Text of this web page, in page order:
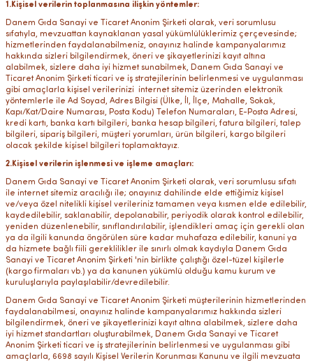
1.Kişisel verilerin toplanmasına ilişkin yöntemler:
Danem Gıda Sanayi ve Ticaret Anonim Şirketi olarak, veri sorumlusu
sıfatıyla, mevzuattan kaynaklanan yasal yükümlülüklerimiz çerçevesinde;
hizmetlerinden faydalanabilmeniz, onayınız halinde kampanyalarımız
hakkında sizleri bilgilendirmek, öneri ve şikayetlerinizi kayıt altına
alabilmek, sizlere daha iyi hizmet sunabilmek, Danem Gıda Sanayi ve
Ticaret Anonim Şirketi ticari ve iş stratejilerinin belirlenmesi ve uygulanması
gibi amaçlarla kişisel verilerinizi internet sitemiz üzerinden elektronik
yöntemlerle ile Ad Soyad, Adres Bilgisi (Ülke, İl, İlçe, Mahalle, Sokak,
Kapı/Kat/Daire Numarası, Posta Kodu) Telefon Numaraları, E-Posta Adresi,
kredi kartı, banka kartı bilgileri, banka hesap bilgileri, fatura bilgileri, talep
bilgileri, sipariş bilgileri, müşteri yorumları, ürün bilgileri, kargo bilgileri
olacak şekilde kişisel bilgileri toplamaktayız.
2.Kişisel verilerin işlenmesi ve işleme amaçları:
Danem Gıda Sanayi ve Ticaret Anonim Şirketi olarak, veri sorumlusu sıfatı
ile internet sitemiz aracılığı ile; onayınız dahilinde elde ettiğimiz kişisel
ve/veya özel nitelikli kişisel verileriniz tamamen veya kısmen elde edilebilir,
kaydedilebilir, saklanabilir, depolanabilir, periyodik olarak kontrol edilebilir,
yeniden düzenlenebilir, sınıflandırılabilir, işlendikleri amaç için gerekli olan
ya da ilgili kanunda öngörülen süre kadar muhafaza edilebilir, kanuni ya
da hizmete bağlı fiili gereklilikler ile sınırlı olmak kaydıyla Danem Gıda
Sanayi ve Ticaret Anonim Şirketi 'nin birlikte çalıştığı özel-tüzel kişilerle
(kargo firmaları vb.) ya da kanunen yükümlü olduğu kamu kurum ve
kuruluşlarıyla paylaşılabilir/devredilebilir.
Danem Gıda Sanayi ve Ticaret Anonim Şirketi müşterilerinin hizmetlerinden
faydalanabilmesi, onayınız halinde kampanyalarımız hakkında sizleri
bilgilendirmek, öneri ve şikayetlerinizi kayıt altına alabilmek, sizlere daha
iyi hizmet standartları oluşturabilmek, Danem Gıda Sanayi ve Ticaret
Anonim Şirketi ticari ve iş stratejilerinin belirlenmesi ve uygulanması gibi
amaçlarla, 6698 sayılı Kişisel Verilerin Korunması Kanunu ve ilgili mevzuata